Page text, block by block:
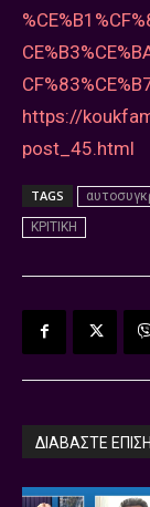
https://
post_45.html
TAGS
ΚΡΙΤΙΚΗ
ΔΙΑΒΑΣΤΕ